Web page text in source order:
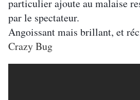
particulier ajoute au malaise
par le spectateur.
Angoissant mais brillant, et
Crazy Bug